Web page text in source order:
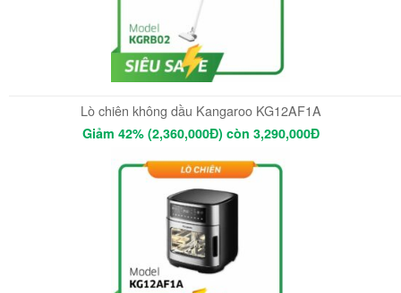
Lò chiên không dầu Kangaroo KG12AF1A
Giảm 42% (2,360,000Đ) còn 3,290,000Đ